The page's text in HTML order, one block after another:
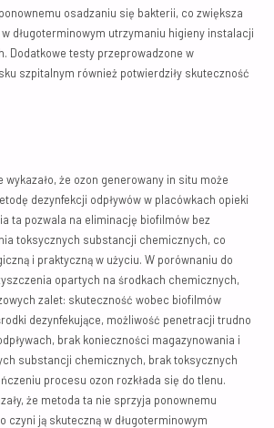
osadzaniu się bakterii, co zwiększa
długoterminowym utrzymaniu higieny instalacji
Dodatkowe testy przeprowadzone w
szpitalnym również potwierdziły skuteczność
wykazało, że ozon generowany in situ może
dezynfekcji odpływów w placówkach opieki
ta pozwala na eliminację biofilmów bez
toksycznych substancji chemicznych, co
i praktyczną w użyciu. W porównaniu do
opartych na środkach chemicznych,
zalet: skuteczność wobec biofilmów
dezynfekujące, możliwość penetracji trudno
brak konieczności magazynowania i
substancji chemicznych, brak toksycznych
procesu ozon rozkłada się do tlenu.
że metoda ta nie sprzyja ponownemu
czyni ją skuteczną w długoterminowym